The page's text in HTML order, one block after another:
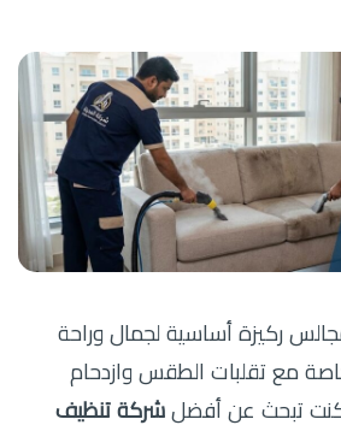
ركيزة أساسية لجمال وراحة
خاصة مع تقلبات الطقس وازدحام
كنت تبحث عن أفضل شركة تنظيف